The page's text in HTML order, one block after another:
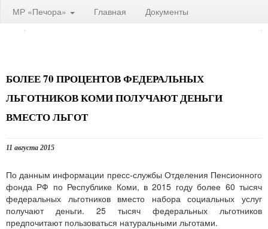
МР «Печора» Главная Документы
БОЛЕЕ 70 ПРОЦЕНТОВ ФЕДЕРАЛЬНЫХ
ЛЬГОТНИКОВ КОМИ ПОЛУЧАЮТ ДЕНЬГИ
ВМЕСТО ЛЬГОТ
11 августа 2015
По данным информации пресс-службы Отделения Пенсионного
фонда РФ по Республике Коми, в 2015 году более 60 тысяч
федеральных льготников вместо набора социальных услуг
получают деньги. 25 тысяч федеральных льготников
предпочитают пользоваться натуральными льготами.